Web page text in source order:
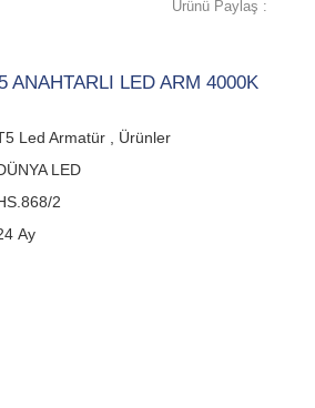
Ürünü Paylaş :
ANAHTARLI LED ARM 4000K
Led Armatür
Ürünler
LED
2
Ay